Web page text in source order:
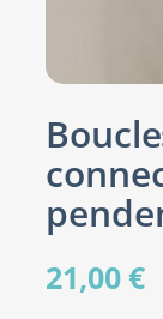
21,00€